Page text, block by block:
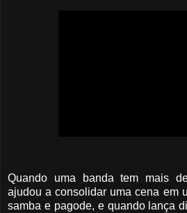
Quando uma banda tem mais
ajudou a consolidar uma cena em
samba e pagode, e quando lança